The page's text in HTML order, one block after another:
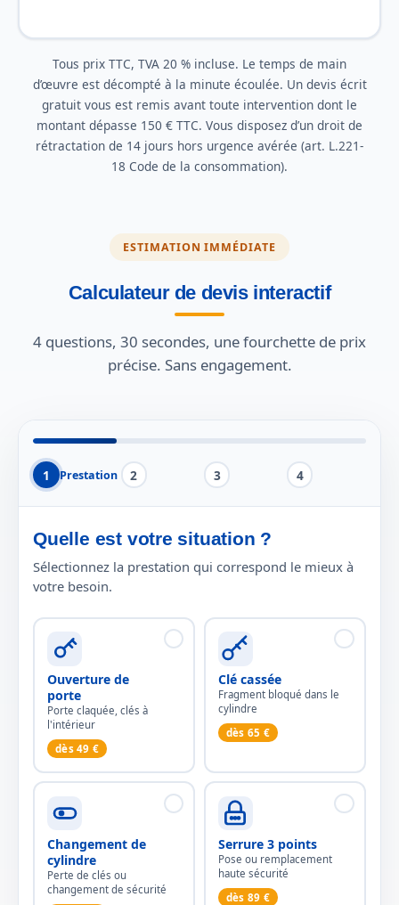
Tous prix TTC, TVA 20 % incluse. Le temps de main
d’œuvre est décompté à la minute écoulée. Un devis écrit
gratuit vous est remis avant toute intervention dont le
montant dépasse 150 € TTC. Vous disposez d’un droit de
rétractation de 14 jours hors urgence avérée (art. L.221-
18 Code de la consommation).
ESTIMATION IMMÉDIATE
Calculateur de devis interactif
4 questions, 30 secondes, une fourchette de prix
précise. Sans engagement.
1 Prestation 2 3 4
Quelle est votre situation ?
Sélectionnez la prestation qui correspond le mieux à
votre besoin.
Ouverture de
porte
Porte claquée, clés à
l'intérieur
dès 49 €
Clé cassée
Fragment bloqué dans le
cylindre
dès 65 €
Changement de
cylindre
Perte de clés ou
changement de sécurité
Serrure 3 points
Pose ou remplacement
haute sécurité
dès 89 €